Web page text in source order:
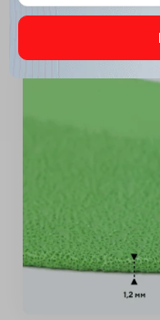
Толщина всего 1 мм
края и уменьшая